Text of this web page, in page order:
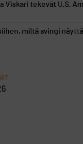
Viskari tekevät U.S.
miltä svingi